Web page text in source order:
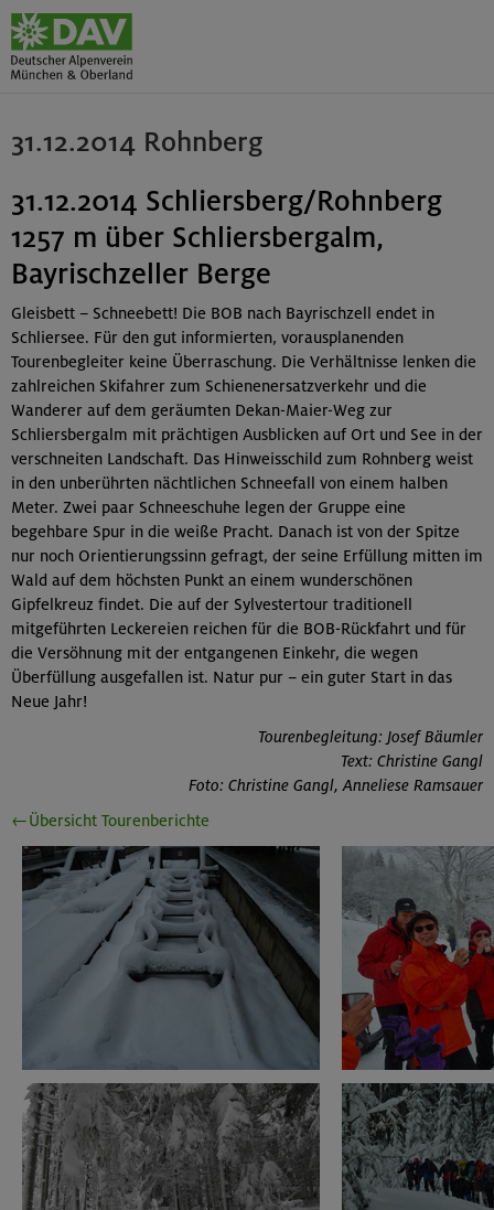
31.12.2014 Rohnberg
31.12.2014 Schliersberg/Rohnberg
1257 m über Schliersbergalm,
Bayrischzeller Berge
Gleisbett – Schneebett! Die BOB nach Bayrischzell endet in
Schliersee. Für den gut informierten, vorausplanenden
Tourenbegleiter keine Überraschung. Die Verhältnisse lenken die
zahlreichen Skifahrer zum Schienenersatzverkehr und die
Wanderer auf dem geräumten Dekan-Maier-Weg zur
Schliersbergalm mit prächtigen Ausblicken auf Ort und See in der
verschneiten Landschaft. Das Hinweisschild zum Rohnberg weist
in den unberührten nächtlichen Schneefall von einem halben
Meter. Zwei paar Schneeschuhe legen der Gruppe eine
begehbare Spur in die weiße Pracht. Danach ist von der Spitze
nur noch Orientierungssinn gefragt, der seine Erfüllung mitten im
Wald auf dem höchsten Punkt an einem wunderschönen
Gipfelkreuz findet. Die auf der Sylvestertour traditionell
mitgeführten Leckereien reichen für die BOB-Rückfahrt und für
die Versöhnung mit der entgangenen Einkehr, die wegen
Überfüllung ausgefallen ist. Natur pur – ein guter Start in das
Neue Jahr!
Tourenbegleitung: Josef Bäumler
Text: Christine Gangl
Foto: Christine Gangl, Anneliese Ramsauer
←Übersicht Tourenberichte